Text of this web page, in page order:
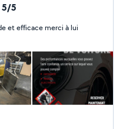
5/5
et efficace merci à lui